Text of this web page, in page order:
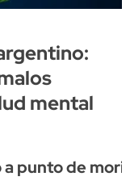
mental
punto de